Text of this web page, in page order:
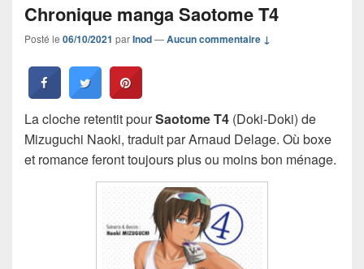
Chronique manga Saotome T4
Posté le 06/10/2021 parInod—Aucun commentaire ↓
La cloche retentit pourSaotome T4 (Doki-Doki) de
Mizuguchi Naoki, traduit par Arnaud Delage. Où boxe
et romance feront toujours plus ou moins bon ménage.